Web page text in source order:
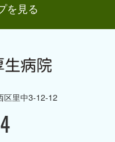
を見る
里中3-12-12